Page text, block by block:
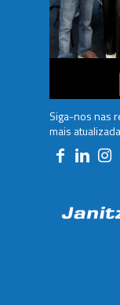
Siga-nos nas
mais